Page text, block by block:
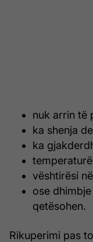
nuk arrin të
ka shenja
ka
vështirësi
ose
qetësohen.
Rikuperimi pas